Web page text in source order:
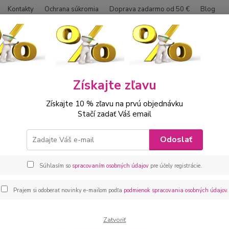
Kontakty Ochrana súkromia Doprava zadarmo od 50 € Blog
Hľadať
Kojenecké oblečenie sety Kojenecká súprava 3 -dielna so
súprava 3 -dielna so
Získajte zľavu
Získajte 10 % zľavu na prvú objednávku
Stačí zadať Váš email
Odoslať
Súhlasím so spracovaním osobných údajov pre účely registrácie.
Prajem si odoberať novinky e-mailom podľa podmienok spracovania osobných údajov.
Zatvoriť